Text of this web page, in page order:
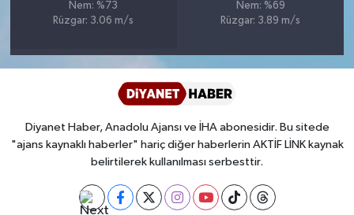
Nem: %73
Rüzgar: 3.06 m/s
Nem: %69
Rüzgar: 3.89 m/s
Diyanet Haber, Anadolu Ajansı ve İHA abonesidir. Bu sitede
"ajans kaynaklı haberler" hariç diğer haberlerin AKTİF LİNK kaynak
belirtilerek kullanılması serbesttir.
Erzincan Müftülüğü
Eskişehir Müftülüğü
Gaziantep Müftülüğü
Giresun Müftülüğü
Gümüşhane Müftülüğü